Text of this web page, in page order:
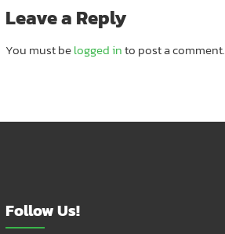
Leave a Reply
You must belogged into post a comment.
Follow Us!